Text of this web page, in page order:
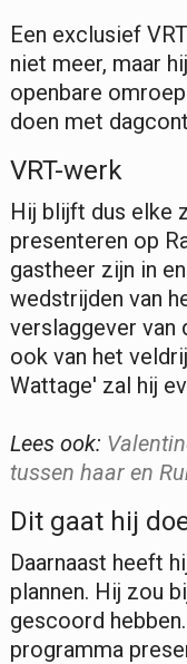
Een exclusief
niet meer, maar
openbare
doen met
VRT-werk
Hij blijft dus elke
presenteren op
gastheer zijn in
wedstrijden van
verslaggever van
ook van het
Wattage' zal hij
Lees ook:
tussen haar en
Dit gaat hij
Daarnaast heeft
plannen. Hij zou
gescoord
programma